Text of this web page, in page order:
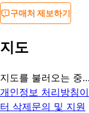
구매처 제보하기
지도
지도를 불러오는 중…
개인정보 처리방침
터 삭제문의 및 지원